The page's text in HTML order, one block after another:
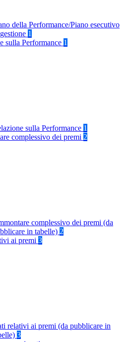
della Performance/Piano esecutivo
1
sulla Performance 1
sulla Performance 1
complessivo dei premi 2
complessivo dei premi (da
in tabelle) 2
ai premi 3
relativi ai premi (da pubblicare in
3